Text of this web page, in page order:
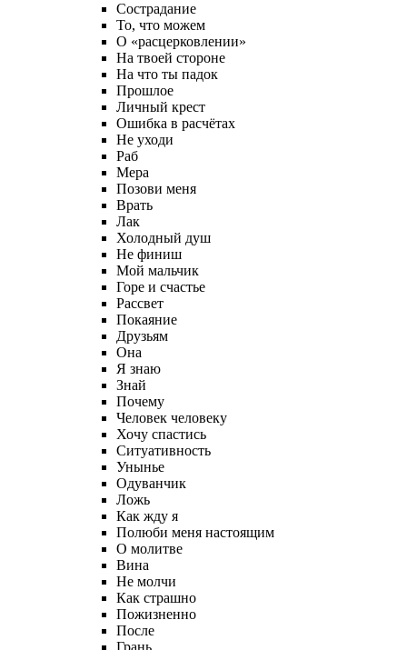
Сострадание
То, что можем
О «расцерковлении»
На твоей стороне
На что ты падок
Прошлое
Личный крест
Ошибка в расчётах
Не уходи
Раб
Мера
Позови меня
Врать
Лак
Холодный душ
Не финиш
Мой мальчик
Горе и счастье
Рассвет
Покаяние
Друзьям
Она
Я знаю
Знай
Почему
Человек человеку
Хочу спастись
Ситуативность
Унынье
Одуванчик
Ложь
Как жду я
Полюби меня настоящим
О молитве
Вина
Не молчи
Как страшно
Пожизненно
После